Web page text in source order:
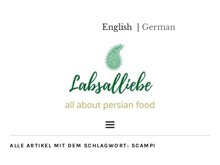
English German
ALLE ARTIKEL MIT DEM SCHLAGWORT: SCAMPI